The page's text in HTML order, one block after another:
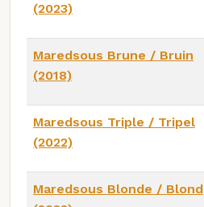
(2023)
Maredsous Brune / Bruin
(2018)
Maredsous Triple / Tripel
(2022)
Maredsous Blonde / Blond